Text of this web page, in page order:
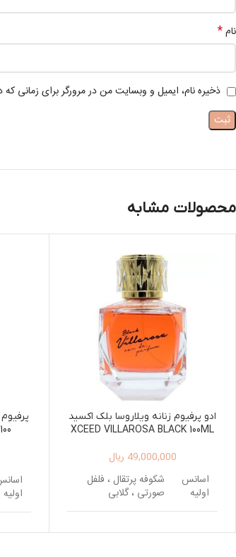
نام*
ذخیره نام، ایمیل و وبسایت من در مرورگر برای زمانی
محصولات مشابه
ادو پرفیوم زنانه ویلاروسا بلک اکسید
XCEED VILLAROSA BLACK 100ML
49,000,000 ریال
اسانس
اولیه
شکوفه پرتقال ، فلفل
صورتی ، گلابی
اسانس یاس، شیرین بیان ،
اولیه